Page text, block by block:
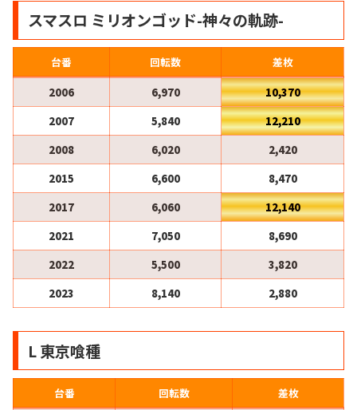
スマスロ ミリオンゴッド-神々の軌跡-
台番 回転数
差枚
2006
6,970
10,370
2007
5,840
12,210
2008
6,020
2,420
2015
6,600
8,470
2017
6,060
12,140
2021
7,050
8,690
2022
5,500
3,820
2023
8,140 2,880
L 東京喰種
台番 回転数
差枚